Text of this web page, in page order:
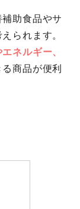
助食品やサ
られます。
ネルギー、
商品が便利